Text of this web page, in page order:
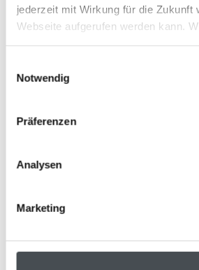
jederzeit mit Wirkung für die Zukunft
Webseite aufgerufen werden kann.
Notwendig
Präferenzen
Analysen
Marketing